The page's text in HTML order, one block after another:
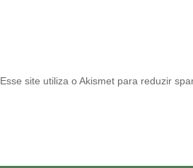
Esse site utiliza o Akismet para reduzir